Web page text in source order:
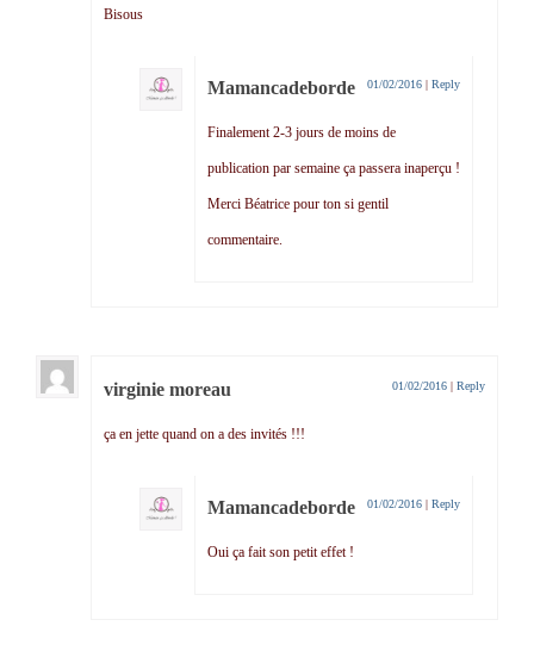
Bisous
Mamancadeborde 01/02/2016 | Reply
Finalement 2-3 jours de moins de
publication par semaine ça passera inaperçu !
Merci Béatrice pour ton si gentil
commentaire.
virginie moreau 01/02/2016 | Reply
ça en jette quand on a des invités !!!
Mamancadeborde 01/02/2016 | Reply
Oui ça fait son petit effet !